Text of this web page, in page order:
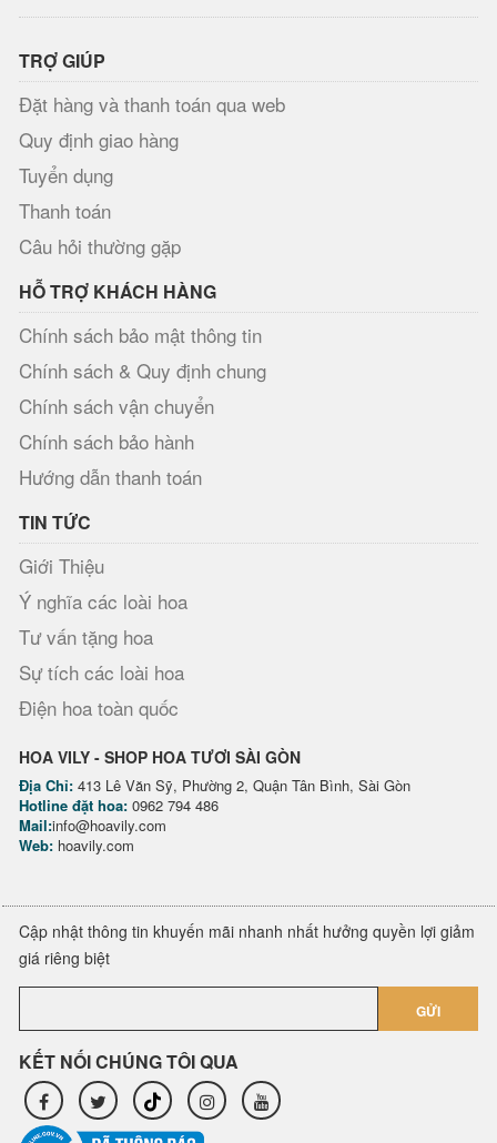
TRỢ GIÚP
Đặt hàng và thanh toán qua web
Quy định giao hàng
Tuyển dụng
Thanh toán
Câu hỏi thường gặp
HỖ TRỢ KHÁCH HÀNG
Chính sách bảo mật thông tin
Chính sách & Quy định chung
Chính sách vận chuyển
Chính sách bảo hành
Hướng dẫn thanh toán
TIN TỨC
Giới Thiệu
Ý nghĩa các loài hoa
Tư vấn tặng hoa
Sự tích các loài hoa
Điện hoa toàn quốc
HOA VILY - SHOP HOA TƯƠI SÀI GÒN
Địa Chỉ: 413 Lê Văn Sỹ, Phường 2, Quận Tân Bình, Sài Gòn
Hotline đặt hoa: 0962 794 486
Mail:info@hoavily.com
Web: hoavily.com
Cập nhật thông tin khuyến mãi nhanh nhất hưởng quyền lợi giảm
giá riêng biệt
GỬI
KẾT NỐI CHÚNG TÔI QUA